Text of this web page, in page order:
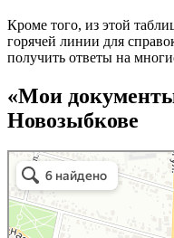
Кроме того, из этой
горячей линии для
получить ответы на
«Мои
Новозыбкове